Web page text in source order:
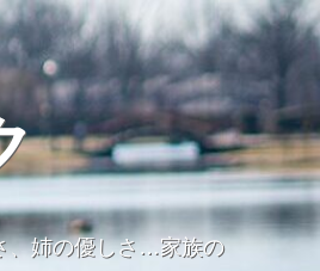
、姉の優しさ…家族の